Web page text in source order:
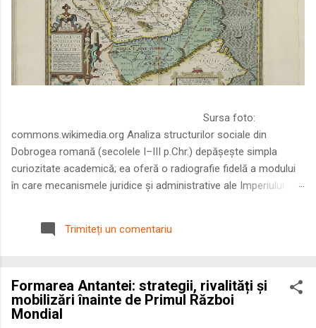
Sursa foto:
commons.wikimedia.org Analiza structurilor sociale din
Dobrogea romană (secolele I–III p.Chr.) depășește simpla
curiozitate academică; ea oferă o radiografie fidelă a modului
în care mecanismele juridice și administrative ale Imperiului
Într-o epocă în care prosperitatea excepțională a lumii romane
era susținută de o mobilitate socială dinamică și de o libertate
roman – în special a cetățenilor romani ( cives Romani ) în
țesutul urban și rural dobrogean – ne permite să măsurăm cu
precizie profunzimea și ritmul procesului de rom...
Trimiteți un comentariu
Formarea Antantei: strategii, rivalități și
mobilizări înainte de Primul Război
Mondial